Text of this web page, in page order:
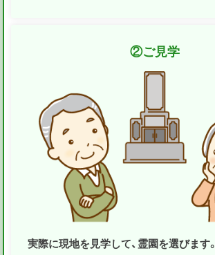
②ご見学
実際に現地を見学して、霊園を選びます。